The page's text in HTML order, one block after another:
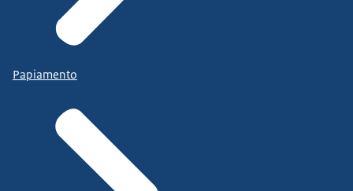
Papiamento